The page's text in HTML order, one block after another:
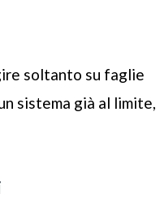
soltanto su faglie
sistema già al limite,